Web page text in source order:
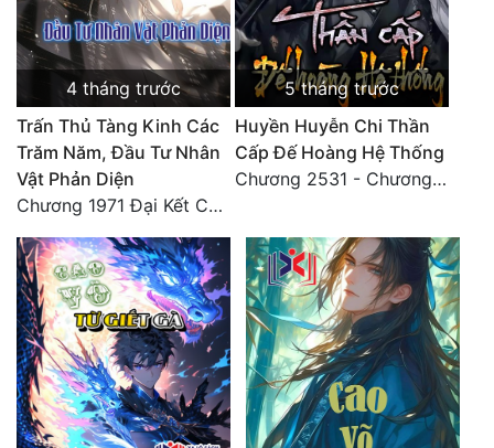
4 tháng trước
Trấn Thủ Tàng Kinh Các
Trăm Năm, Đầu Tư Nhân
Vật Phản Diện
Chương 1971 Đại Kết Cục!
5 tháng trước
Huyền Huyễn Chi Thần
Cấp Đế Hoàng Hệ Thống
Chương 2531 - Chương cuối